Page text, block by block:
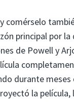
comérselo
principal por
de Powell y
durante
la